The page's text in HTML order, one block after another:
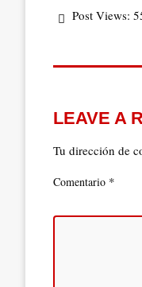
Post Views:
LEAVE A
Tu dirección de
Comentario *